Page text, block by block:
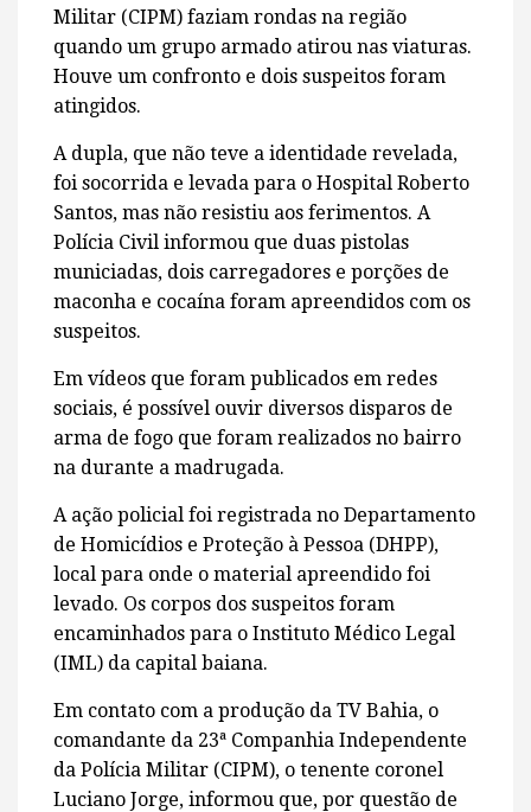
Militar (CIPM) faziam rondas na região
quando um grupo armado atirou nas viaturas.
Houve um confronto e dois suspeitos foram
atingidos.
A dupla, que não teve a identidade revelada,
foi socorrida e levada para o Hospital Roberto
Santos, mas não resistiu aos ferimentos. A
Polícia Civil informou que duas pistolas
municiadas, dois carregadores e porções de
maconha e cocaína foram apreendidos com os
suspeitos.
Em vídeos que foram publicados em redes
sociais, é possível ouvir diversos disparos de
arma de fogo que foram realizados no bairro
na durante a madrugada.
A ação policial foi registrada no Departamento
de Homicídios e Proteção à Pessoa (DHPP),
local para onde o material apreendido foi
levado. Os corpos dos suspeitos foram
encaminhados para o Instituto Médico Legal
(IML) da capital baiana.
Em contato com a produção da TV Bahia, o
comandante da 23ª Companhia Independente
da Polícia Militar (CIPM), o tenente coronel
Luciano Jorge, informou que, por questão de